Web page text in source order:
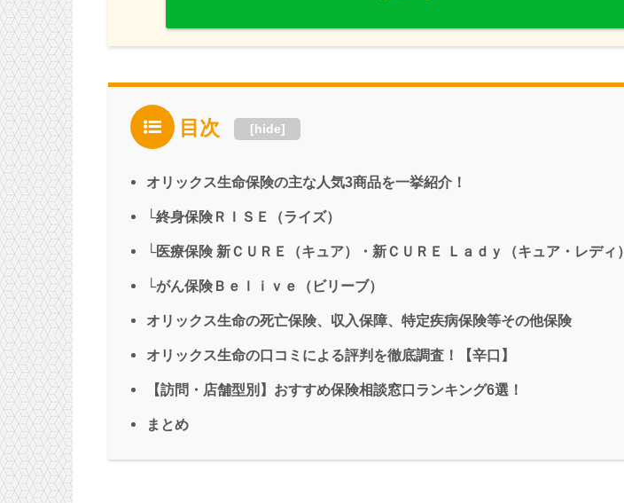
目次 [hide]
オリックス生命保険の主な人気3商品を一挙紹介！
└終身保険ＲＩＳＥ（ライズ）
└医療保険 新ＣＵＲＥ（キュア）・新ＣＵＲＥ Ｌａｄｙ（キュア・レディ）
└がん保険Ｂｅｌｉｖｅ（ビリーブ）
オリックス生命の死亡保険、収入保障、特定疾病保険等その他保険
オリックス生命の口コミによる評判を徹底調査！【辛口】
【訪問・店舗型別】おすすめ保険相談窓口ランキング6選！
まとめ